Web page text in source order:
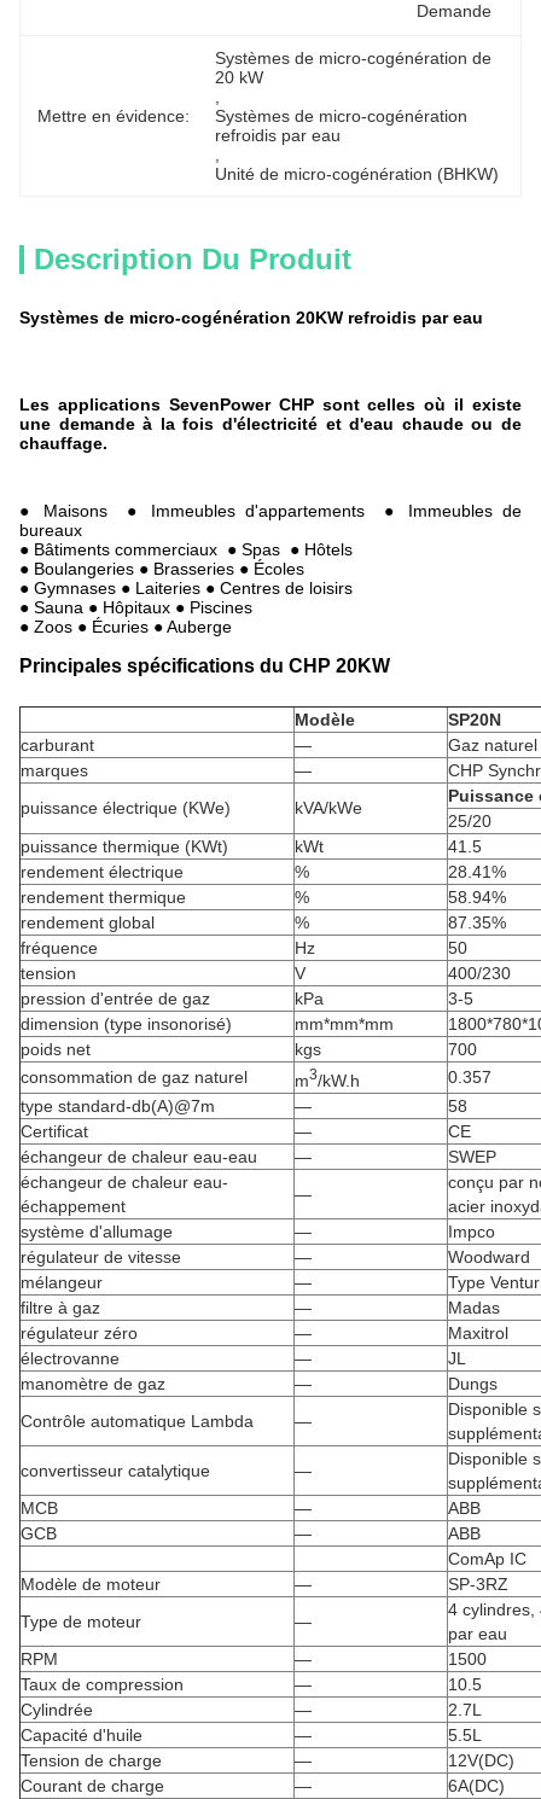
Demande
Mettre en évidence:
Systèmes de micro-cogénération de
20 kW
Systèmes de micro-cogénération
refroidis par eau
Unité de micro-cogénération (BHKW)
Description Du Produit
Systèmes de micro-cogénération 20KW refroidis par eau
Les applications SevenPower CHP sont celles où il existe
une demande à la fois d'électricité et d'eau chaude ou de
chauffage.
● Maisons ● Immeubles d'appartements ● Immeubles de
bureaux
● Bâtiments commerciaux ● Spas ● Hôtels
● Boulangeries ● Brasseries ● Écoles
● Gymnases ● Laiteries ● Centres de loisirs
● Sauna ● Hôpitaux ● Piscines
● Zoos ● Écuries ● Auberge
Principales spécifications du CHP 20KW
Modèle
SP20N
carburant
—
Gaz naturel
marques
—
CHP
puissance électrique (KWe)
kVA/kWe
Puissance
25/20
puissance thermique (KWt)
kWt
41.5
rendement électrique
%
28.41%
rendement thermique
%
58.94%
rendement global
%
87.35%
fréquence
Hz
50
tension
V
400/230
pression d'entrée de gaz
kPa
3-5
dimension (type insonorisé)
mm*mm*mm
poids net
kgs
700
consommation de gaz naturel
m3/kW.h
0.357
type standard-db(A)@7m
—
58
Certificat
—
CE
échangeur de chaleur eau-eau
—
SWEP
échangeur de chaleur eau-
échappement
—
conçu par
acier
système d'allumage
—
Impco
régulateur de vitesse
—
Woodward
mélangeur
—
Type
filtre à gaz
—
Madas
régulateur zéro
—
Maxitrol
électrovanne
—
JL
manomètre de gaz
—
Dungs
Contrôle automatique Lambda
—
Disponible
convertisseur catalytique
—
Disponible
MCB
—
ABB
GCB
—
ABB
ComAp IC
Modèle de moteur
—
SP-3RZ
Type de moteur
—
4 cylindres,
par eau
RPM
—
1500
Taux de compression
—
10.5
Cylindrée
—
2.7L
Capacité d'huile
—
5.5L
Tension de charge
—
12V(DC)
Courant de charge
— 6A(DC)